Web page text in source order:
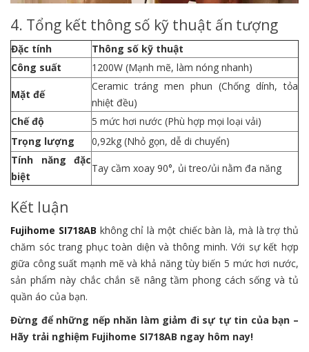
4. Tổng kết thông số kỹ thuật ấn tượng
Đặc tính
Thông số kỹ thuật
Công suất
1200W (Mạnh mẽ, làm nóng nhanh)
Mặt đế
Ceramic tráng men phun (Chống dính, tỏa
nhiệt đều)
Chế độ
5 mức hơi nước (Phù hợp mọi loại vải)
Trọng lượng
0,92kg (Nhỏ gọn, dễ di chuyển)
Tính năng đặc
biệt
Tay cầm xoay 90°, ủi treo/ủi nằm đa năng
Kết luận
Fujihome SI718AB không chỉ là một chiếc bàn là, mà là trợ thủ
chăm sóc trang phục toàn diện và thông minh. Với sự kết hợp
giữa công suất mạnh mẽ và khả năng tùy biến 5 mức hơi nước,
sản phẩm này chắc chắn sẽ nâng tầm phong cách sống và tủ
quần áo của bạn.
Đừng để những nếp nhăn làm giảm đi sự tự tin của bạn –
Hãy trải nghiệm Fujihome SI718AB ngay hôm nay!